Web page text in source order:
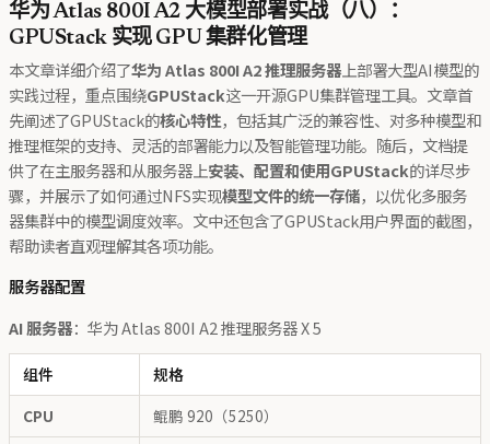
华为 Atlas 800I A2 大模型部署实战（八）：
GPUStack 实现 GPU 集群化管理
本文章详细介绍了华为 Atlas 800I A2 推理服务器 上部署大型AI模型的
实践过程，重点围绕GPUStack这一开源GPU集群管理工具。文章首
先阐述了GPUStack的核心特性，包括其广泛的兼容性、对多种模型和
推理框架的支持、灵活的部署能力以及智能管理功能。随后，文档提
供了在主服务器和从服务器上安装、配置和使用GPUStack的详尽步
骤，并展示了如何通过NFS实现模型文件的统一存储，以优化多服务
器集群中的模型调度效率。文中还包含了GPUStack用户界面的截图，
帮助读者直观理解其各项功能。
服务器配置
AI 服务器：华为 Atlas 800I A2 推理服务器 X 5
组件
规格
CPU
鲲鹏 920（5250）